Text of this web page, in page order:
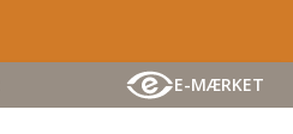
E-MÆRKET